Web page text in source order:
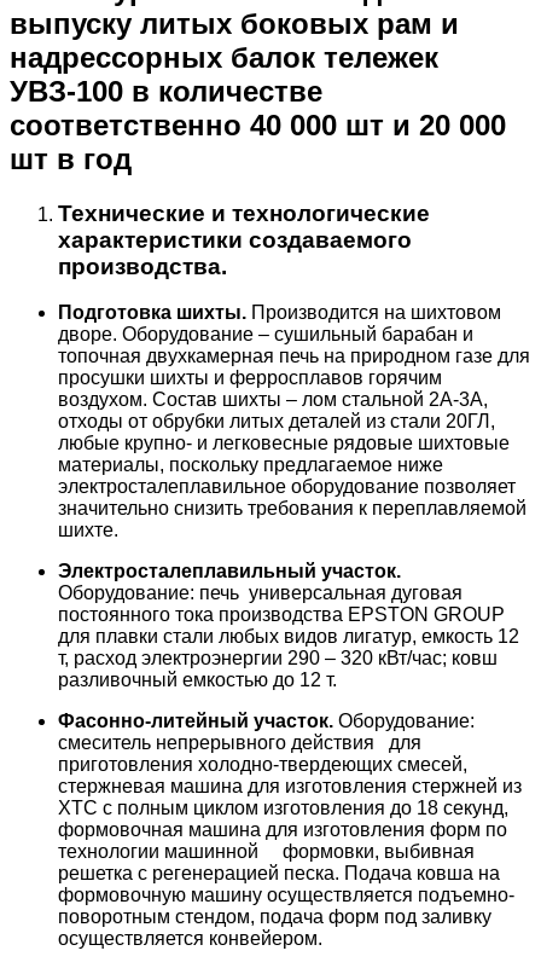
выпуску литых боковых рам и
надрессорных балок тележек
УВЗ-100 в количестве
соответственно 40 000 шт и 20 000
шт в год
Технические и технологические
характеристики создаваемого
производства.
Подготовка шихты. Производится на шихтовом
дворе. Оборудование – сушильный барабан и
топочная двухкамерная печь на природном газе для
просушки шихты и ферросплавов горячим
воздухом. Состав шихты – лом стальной 2А-3А,
отходы от обрубки литых деталей из стали 20ГЛ,
любые крупно- и легковесные рядовые шихтовые
материалы, поскольку предлагаемое ниже
электросталеплавильное оборудование позволяет
значительно снизить требования к переплавляемой
шихте.
Электросталеплавильный участок.
Оборудование: печь универсальная дуговая
постоянного тока производства EPSTON GROUP
для плавки стали любых видов лигатур, емкость 12
т, расход электроэнергии 290 – 320 кВт/час; ковш
разливочный емкостью до 12 т.
Фасонно-литейный участок. Оборудование:
смеситель непрерывного действия
для
приготовления холодно-твердеющих смесей,
стержневая машина для изготовления стержней из
ХТС с полным циклом изготовления до 18 секунд,
формовочная машина для изготовления форм по
технологии машинной формовки, выбивная
решетка с регенерацией песка. Подача ковша на
формовочную машину осуществляется подъемно-
поворотным стендом, подача форм под заливку
осуществляется конвейером.